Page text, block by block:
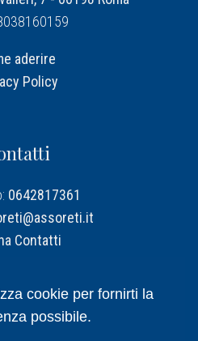
cookie per fornirti la
possibile.
aderire
Policy
0642817361
Contatti